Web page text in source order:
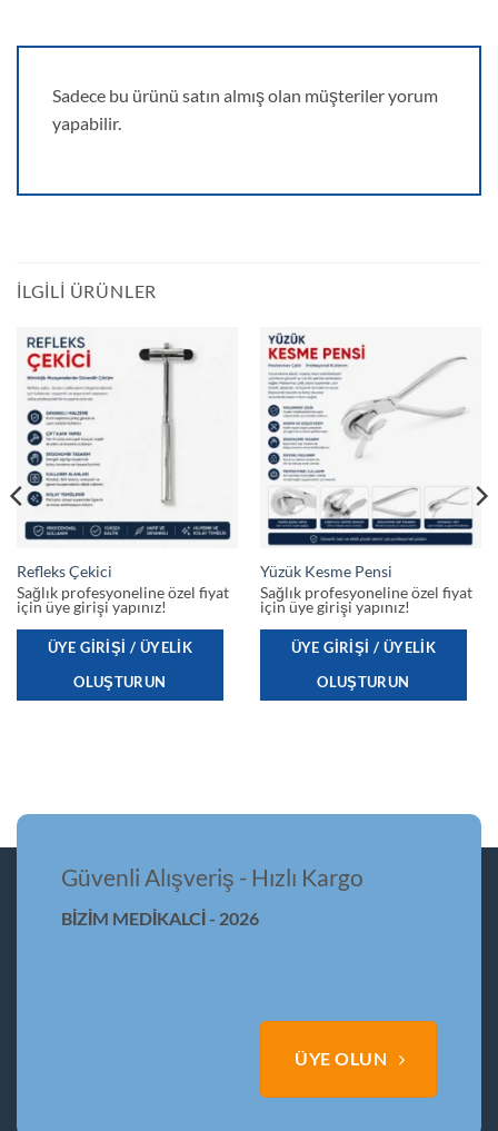
Sadece bu ürünü satın almış olan müşteriler yorum
yapabilir.
İLGILI ÜRÜNLER
Refleks Çekici
Sağlık profesyoneline özel fiyat
için üye girişi yapınız!
ÜYE GIRIŞI / ÜYELIK
OLUŞTURUN
Yüzük Kesme Pensi
Sağlık profesyoneline özel fiyat
için üye girişi yapınız!
ÜYE GIRIŞI / ÜYELIK
OLUŞTURUN
Güvenli Alışveriş - Hızlı Kargo
BİZİM MEDİKALCİ - 2026
ÜYE OLUN